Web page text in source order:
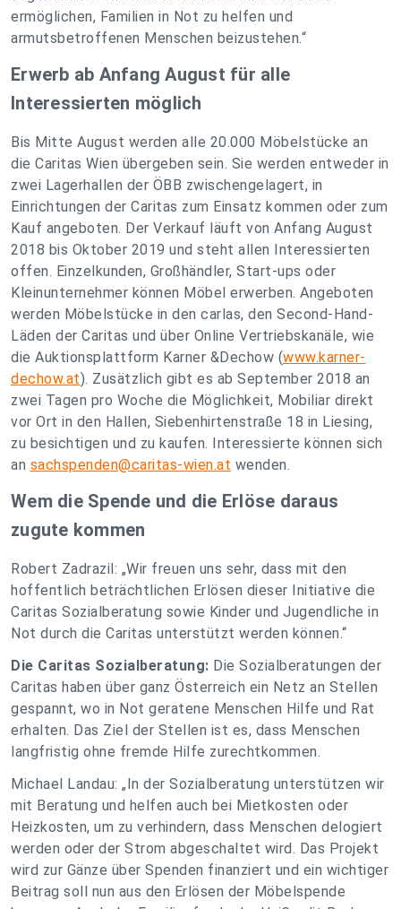
ermöglichen, Familien in Not zu helfen und
armutsbetroffenen Menschen beizustehen.“
Erwerb ab Anfang August für alle
Interessierten möglich
Bis Mitte August werden alle 20.000 Möbelstücke an
die Caritas Wien übergeben sein. Sie werden entweder in
zwei Lagerhallen der ÖBB zwischengelagert, in
Einrichtungen der Caritas zum Einsatz kommen oder zum
Kauf angeboten. Der Verkauf läuft von Anfang August
2018 bis Oktober 2019 und steht allen Interessierten
offen. Einzelkunden, Großhändler, Start-ups oder
Kleinunternehmer können Möbel erwerben. Angeboten
werden Möbelstücke in den carlas, den Second-Hand-
Läden der Caritas und über Online Vertriebskanäle, wie
die Auktionsplattform Karner &Dechow (www.karner-
dechow.at). Zusätzlich gibt es ab September 2018 an
zwei Tagen pro Woche die Möglichkeit, Mobiliar direkt
vor Ort in den Hallen, Siebenhirtenstraße 18 in Liesing,
zu besichtigen und zu kaufen. Interessierte können sich
an sachspenden@caritas-wien.at wenden.
Wem die Spende und die Erlöse daraus
zugute kommen
Robert Zadrazil: „Wir freuen uns sehr, dass mit den
hoffentlich beträchtlichen Erlösen dieser Initiative die
Caritas Sozialberatung sowie Kinder und Jugendliche in
Not durch die Caritas unterstützt werden können.“
Die Caritas Sozialberatung: Die Sozialberatungen der
Caritas haben über ganz Österreich ein Netz an Stellen
gespannt, wo in Not geratene Menschen Hilfe und Rat
erhalten. Das Ziel der Stellen ist es, dass Menschen
langfristig ohne fremde Hilfe zurechtkommen.
Michael Landau: „In der Sozialberatung unterstützen wir
mit Beratung und helfen auch bei Mietkosten oder
Heizkosten, um zu verhindern, dass Menschen delogiert
werden oder der Strom abgeschaltet wird. Das Projekt
wird zur Gänze über Spenden finanziert und ein wichtiger
Beitrag soll nun aus den Erlösen der Möbelspende